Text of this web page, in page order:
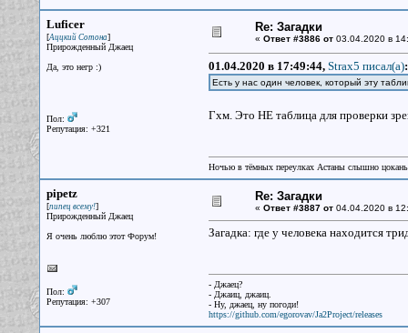
Luficer
[Аццкий Сотона]
Прирожденный Джаец
Да, это негр :)
Пол:
Репутация: +321
Re: Загадки
« Ответ #3886 от03.04.2020 в
01.04.2020 в 17:49:44, Strax5 писал(a):
Есть у нас один человек, который эту
Гхм. Это НЕ таблица для проверки
Ночью в тёмных переулках Астаны слышно
pipetz
[пипец всему!]
Прирожденный Джаец
Я очень люблю этот Форум!
Пол:
Репутация: +307
Re: Загадки
« Ответ #3887 от04.04.2020 в
Загадка: где у человека находится
- Джаец?
- Джаиц, джаиц.
- Ну, джаец, ну погоди!
https://github.com/egorovav/Ja2Project/releases